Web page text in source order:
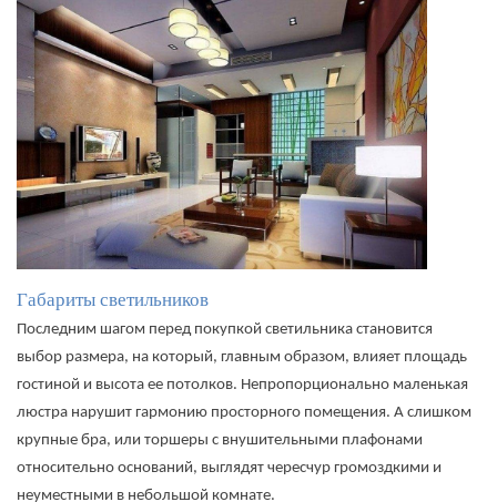
Габариты светильников
Последним шагом перед покупкой светильника становится
выбор размера, на который, главным образом, влияет площадь
гостиной и высота ее потолков. Непропорционально маленькая
люстра нарушит гармонию просторного помещения. А слишком
крупные бра, или торшеры с внушительными плафонами
относительно оснований, выглядят чересчур громоздкими и
неуместными в небольшой комнате.